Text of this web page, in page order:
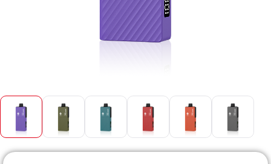
VERIFICACIÓN DE PRODUCTO
SOBRE NOSOTROS
Русский